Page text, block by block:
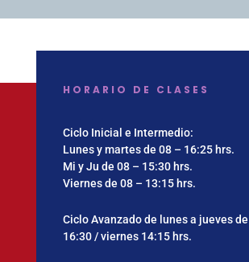
HORARIO DE CLASES
Ciclo Inicial e Intermedio:
Lunes y martes de 08 – 16:25 hrs.
Mi y Ju de 08 – 15:30 hrs.
Viernes de 08 – 13:15 hrs.
Ciclo Avanzado de lunes a jueves
16:30 / viernes 14:15 hrs.